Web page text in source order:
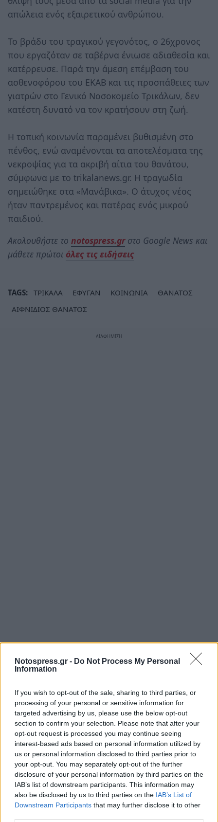
Notospress.gr - Do Not Process My Personal
Information
If you wish to opt-out of the sale, sharing to third parties, or
processing of your personal or sensitive information for
targeted advertising by us, please use the below opt-out
section to confirm your selection. Please note that after your
opt-out request is processed you may continue seeing
interest-based ads based on personal information utilized by
us or personal information disclosed to third parties prior to
your opt-out. You may separately opt-out of the further
disclosure of your personal information by third parties on the
IAB’s list of downstream participants. This information may
also be disclosed by us to third parties on the IAB’s List of
Downstream Participants that may further disclose it to other
απώλεια ενός εξαιρετικού ανθρώπου.
Το βράδυ του τραγικού γεγονότος, ο 26χρονος
που εργαζόταν σε ταβέρνα ένιωσε αδιαθεσία και
κατέρρευσε. Παρά την άμεση επέμβαση του
ασθενοφόρου του ΕΚΑΒ και τις προσπάθειες των
γιατρών στο Γενικό Νοσοκομείο Τρικάλων, δεν
κατέστη δυνατό να τον κρατήσουν στη ζωή.
Η τοπική κοινωνία παραμένει βυθισμένη στο
πένθος, ενώ αναμένονται τα αποτελέσματα της
νεκροψίας για τα ακριβή αίτια του θανάτου,
σύμφωνα με το trikalanews.gr. Η τραγωδία
σημειώθηκε στα «Μανάβικα». Ο άτυχος νέος
ήταν παντρεμένος και πατέρας ενός μικρού
παιδιού.
Ακολουθήστε το notospress.grστο Google News και
μάθετε πρώτοι όλες τις ειδήσεις
TAGS: ΤΡΙΚΑΛΑ ΕΦΥΓΑΝ ΚΟΙΝΩΝΙΑ
ΘΑΝΑΤΟΣ
ΑΙΦΝΙΔΙΟΣ ΘΑΝΑΤΟΣ
Σχετικά Άρθρα